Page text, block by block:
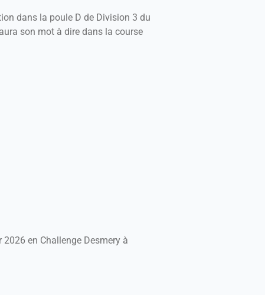
dans la poule D de Division 3 du
son mot à dire dans la course
en Challenge Desmery à